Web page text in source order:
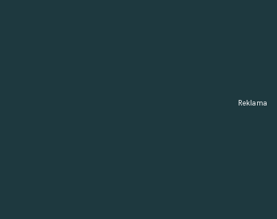
Reklama